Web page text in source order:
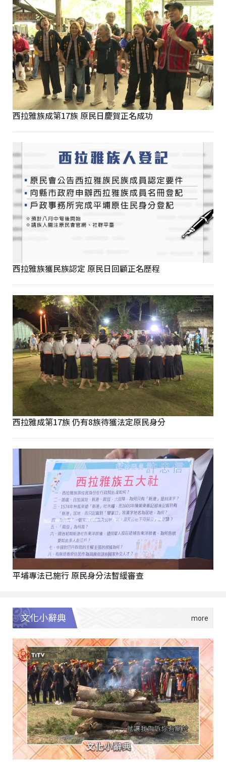
西拉雅族成第17族 原民日慶賀正名成功
西拉雅族獲民族認定 原民日回顧正名歷程
西拉雅成第17族 仍有8族待獲法定原民身分
平埔專法已施行 原民身分法暫緩審查
文化小辭典